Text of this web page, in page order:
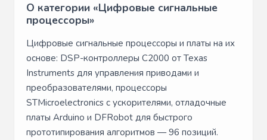
О категории «Цифровые сигнальные
процессоры»
Цифровые сигнальные процессоры и платы на их
основе: DSP-контроллеры C2000 от Texas
Instruments для управления приводами и
преобразователями, процессоры
STMicroelectronics с ускорителями, отладочные
платы Arduino и DFRobot для быстрого
прототипирования алгоритмов — 96 позиций.